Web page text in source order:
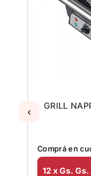
GRILL
Comprá en
12 x Gs.
‹